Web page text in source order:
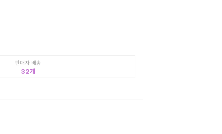
판매자 배송
32